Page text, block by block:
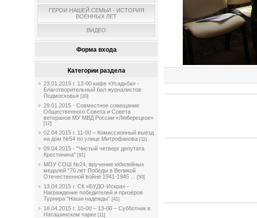
ГЕРОИ НАШЕЙ СЕМЬИ - ИСТОРИЯ
ВОЕННЫХ ЛЕТ
ВИДЕО
Форма входа
Категории раздела
23.01.2015 г. 13-00 кафе «Усадьба» -
Благотворительный бал журналистов
Подмосковья [20]
29.01.2015 - Совместное совещание
Общественного Совета и Совета
ветеранов МУ МВД России «Люберецкое»
[12]
02.04.2015 г. 11-00 – Комиссионный выезд
на дом №54 по улице Митрофанова [11]
09.04.2015 - "Чистый четверг депутата
Крестинина" [91]
МОУ СОШ №24, вручение юбилейных
медалей "70 лет Победы в Великой
Отечественной войне 1941-1945 ...
[50]
13.04.2015 г. СК «БУДО-Искра» -
Награждение победителей и призёров
Турнира “Наши надежды” [41]
18.04.2015 г. 10-00 – 13-00 – Субботник в
Наташинском парке [11]